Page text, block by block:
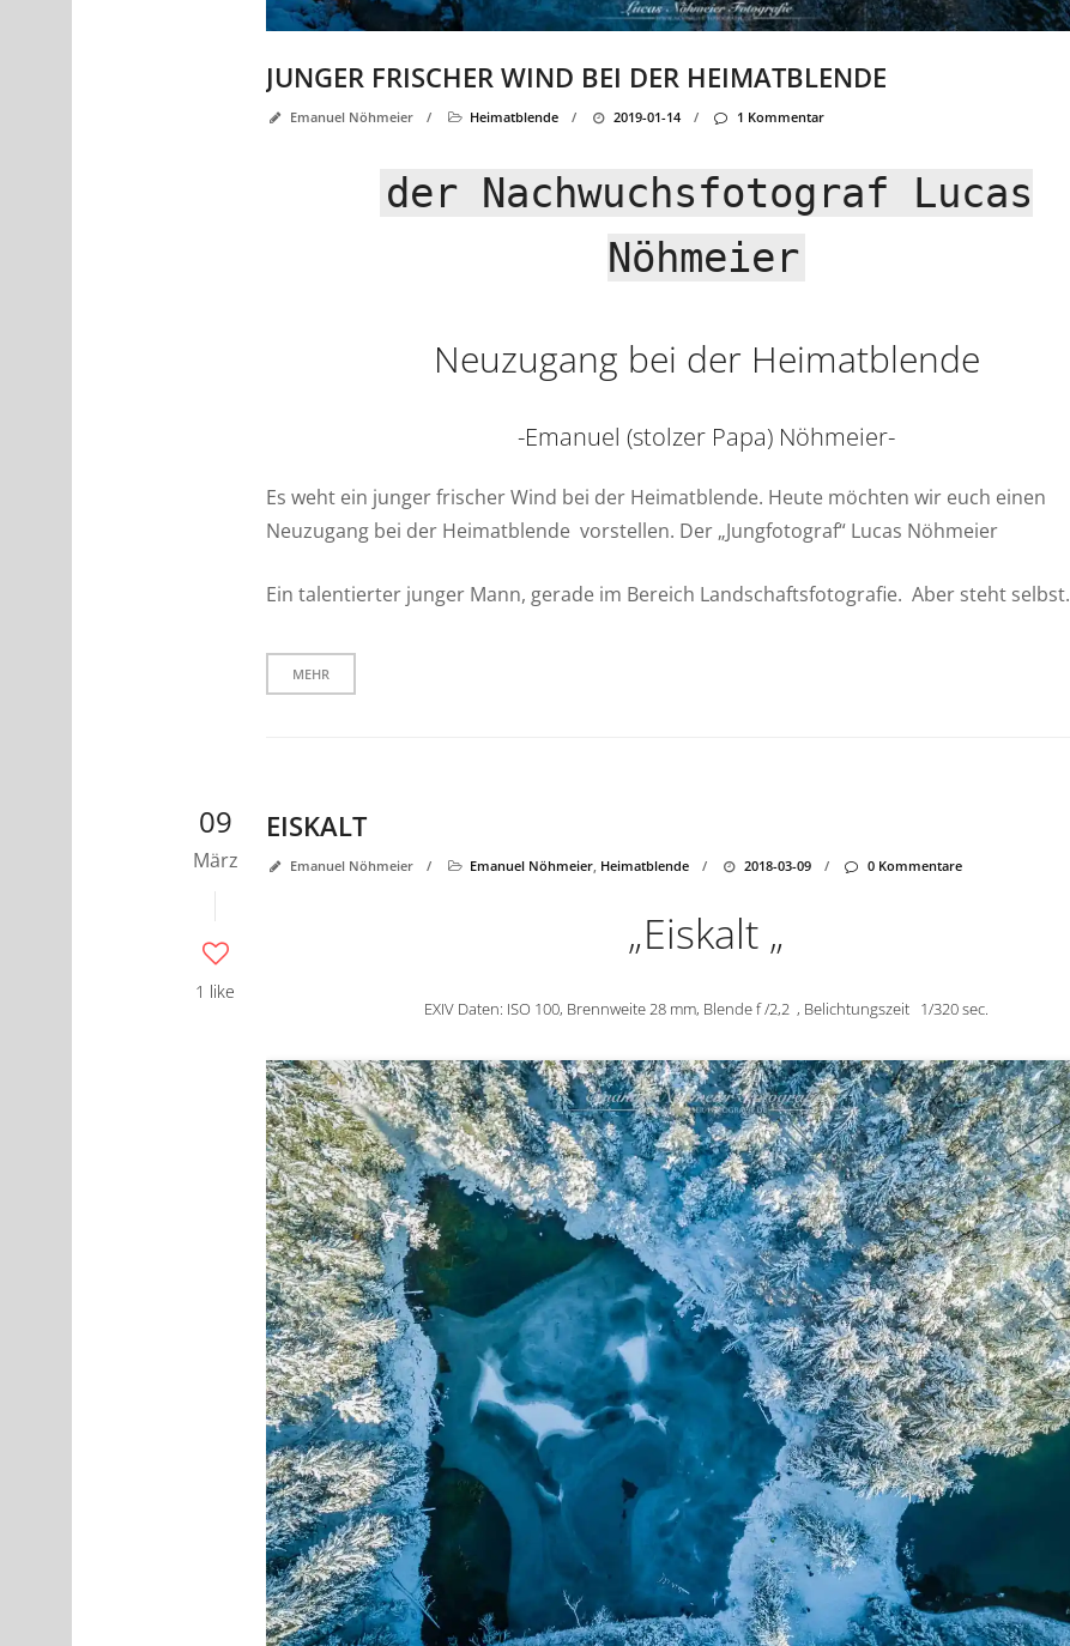
JUNGER FRISCHER WIND BEI DER HEIMATBLENDE
Emanuel Nöhmeier / Heimatblende / 2019-01-14 / 1 Kommentar
der Nachwuchsfotograf Lucas
Nöhmeier
Neuzugang bei der Heimatblende
-Emanuel (stolzer Papa) Nöhmeier-
Es weht ein junger frischer Wind bei der Heimatblende. Heute möchten wir euch einen
Neuzugang bei der Heimatblende vorstellen. Der „Jungfotograf“ Lucas Nöhmeier
Ein talentierter junger Mann, gerade im Bereich Landschaftsfotografie. Aber steht selbst.
MEHR
09
März
1 like
EISKALT
Emanuel Nöhmeier / Emanuel Nöhmeier, Heimatblende / 2018-03-09 / 0 Kommentare
„Eiskalt „
EXIV Daten: ISO 100, Brennweite 28 mm, Blende f /2,2 , Belichtungszeit 1/320 sec.